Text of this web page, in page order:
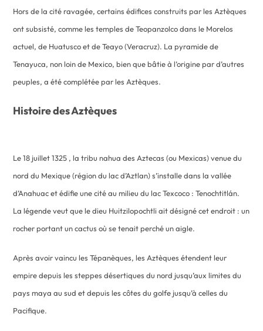
Hors de la cité ravagée, certains édifices construits par les Aztèques
ont subsisté, comme les temples de Teopanzolco dans le Morelos
actuel, de Huatusco et de Teayo (Veracruz). La pyramide de
Tenayuca, non loin de Mexico, bien que bâtie à l’origine par d’autres
peuples, a été complétée par les Aztèques.
Histoire des Aztèques
Le 18 juillet 1325 , la tribu nahua des Aztecas (ou Mexicas) venue du
nord du Mexique (région du lac d’Aztlan) s’installe dans la vallée
d’Anahuac et édifie une cité au milieu du lac Texcoco : Tenochtitlán.
La légende veut que le dieu Huitzilopochtli ait désigné cet endroit : un
rocher portant un cactus où se tenait perché un aigle.
Après avoir vaincu les Tépanèques, les Aztèques étendent leur
empire depuis les steppes désertiques du nord jusqu’aux limites du
pays maya au sud et depuis les côtes du golfe jusqu’à celles du
Pacifique.